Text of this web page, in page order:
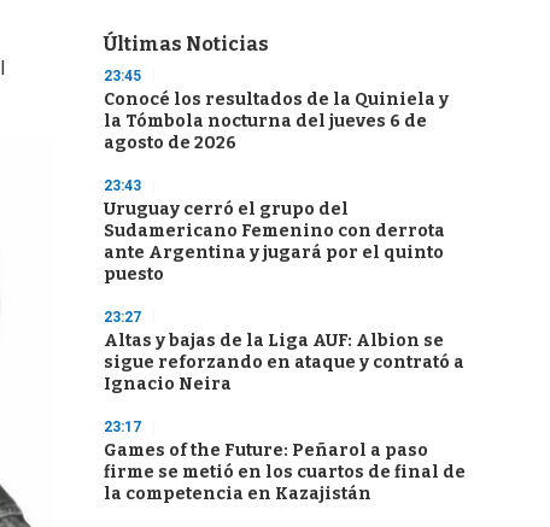
Últimas Noticias
23:45
Conocé los resultados de la Quiniela y
la Tómbola nocturna del jueves 6 de
agosto de 2026
23:43
Uruguay cerró el grupo del
Sudamericano Femenino con derrota
ante Argentina y jugará por el quinto
puesto
23:27
Altas y bajas de la Liga AUF: Albion se
sigue reforzando en ataque y contrató a
Ignacio Neira
23:17
Games of the Future: Peñarol a paso
firme se metió en los cuartos de final de
la competencia en Kazajistán